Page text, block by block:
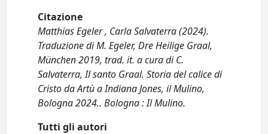
Citazione
Matthias Egeler , Carla Salvaterra (2024).
Traduzione di M. Egeler, Dre Heilige Graal,
München 2019, trad. it. a cura di C.
Salvaterra, Il santo Graal. Storia del calice di
Cristo da Artù a Indiana Jones, il Mulino,
Bologna 2024.. Bologna : Il Mulino.
Tutti gli autori